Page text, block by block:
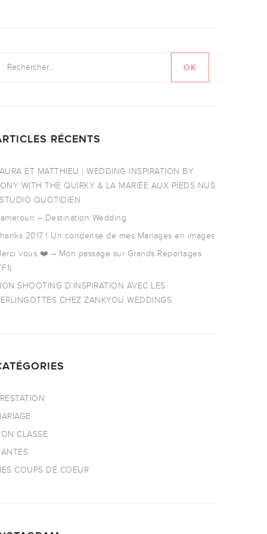
RÉCENTS
ET MATTHIEU | WEDDING INSPIRATION BY
WITH THE QUIRKY & LA MARIÉE AUX PIEDS NUS
QUOTIDIEN
– Destination Wedding
2017 ! Un condensé de mes Mariages en images
vous ❤️ – Mon passage sur Grands Reportages
SHOOTING D’INSPIRATION AVEC LES
CHEZ ZANKYOU WEDDINGS
CLASSE
COUPS DE COEUR